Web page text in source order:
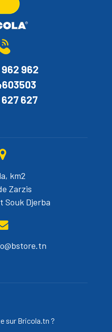
962
627 627
km2
Zarzis
Souk Djerba
sur Bricola.tn ?